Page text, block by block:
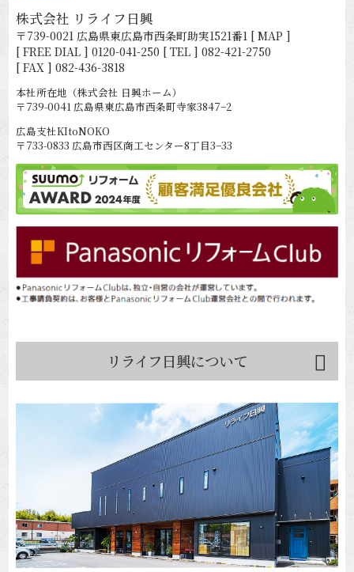
株式会社 リライフ日興
〒739-0021 広島県東広島市西条町助実1521番1 [ MAP ]
[ FREE DIAL ]0120-041-250 [ TEL ]082-421-2750
[ FAX ] 082-436-3818
本社所在地（株式会社 日興ホーム）
〒739-0041 広島県東広島市西条町寺家3847−2
広島支社KItoNOKO
〒733-0833 広島市西区商工センター8丁目3−33
リライフ日興について